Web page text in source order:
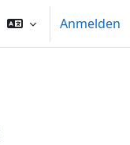
Anmelden